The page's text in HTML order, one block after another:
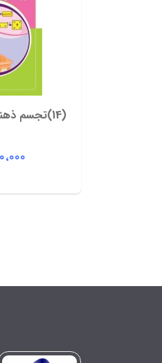
(14)تجسم ذهنی و روابط فضایی